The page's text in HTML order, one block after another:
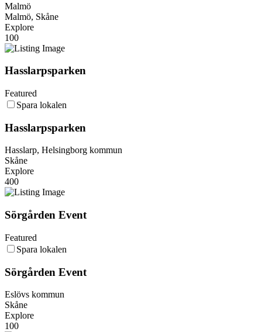
Malmö
Malmö, Skåne
Explore
100
Hasslarpsparken
Featured
Spara lokalen
Hasslarpsparken
Hasslarp, Helsingborg kommun
Skåne
Explore
400
Sörgården Event
Featured
Spara lokalen
Sörgården Event
Eslövs kommun
Skåne
Explore
100